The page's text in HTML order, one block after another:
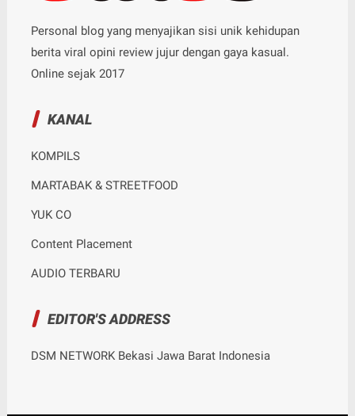
Personal blog yang menyajikan sisi unik kehidupan
berita viral opini review jujur dengan gaya kasual.
Online sejak 2017
KANAL
KOMPILS
MARTABAK & STREETFOOD
YUK CO
Content Placement
AUDIO TERBARU
EDITOR'S ADDRESS
DSM NETWORK Bekasi Jawa Barat Indonesia